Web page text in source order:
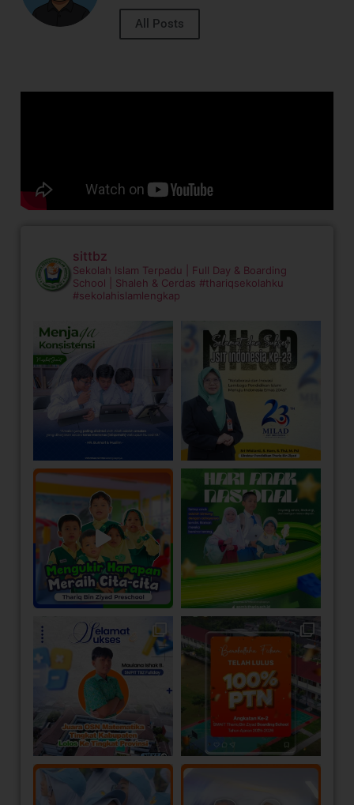
All Posts
sittbz
Sekolah Islam Terpadu | Full Day & Boarding
School | Shaleh & Cerdas #thariqsekolahku
#sekolahislamlengkap